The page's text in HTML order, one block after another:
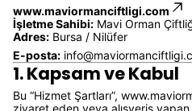
www.maviormanciftligi.com
İşletme Sahibi: Mavi Orman
Adres: Bursa / Nilüfer
E-posta:
1. Kapsam ve Kabul
Bu “Hizmet Şartları”,
ziyaret eden veya alışveriş